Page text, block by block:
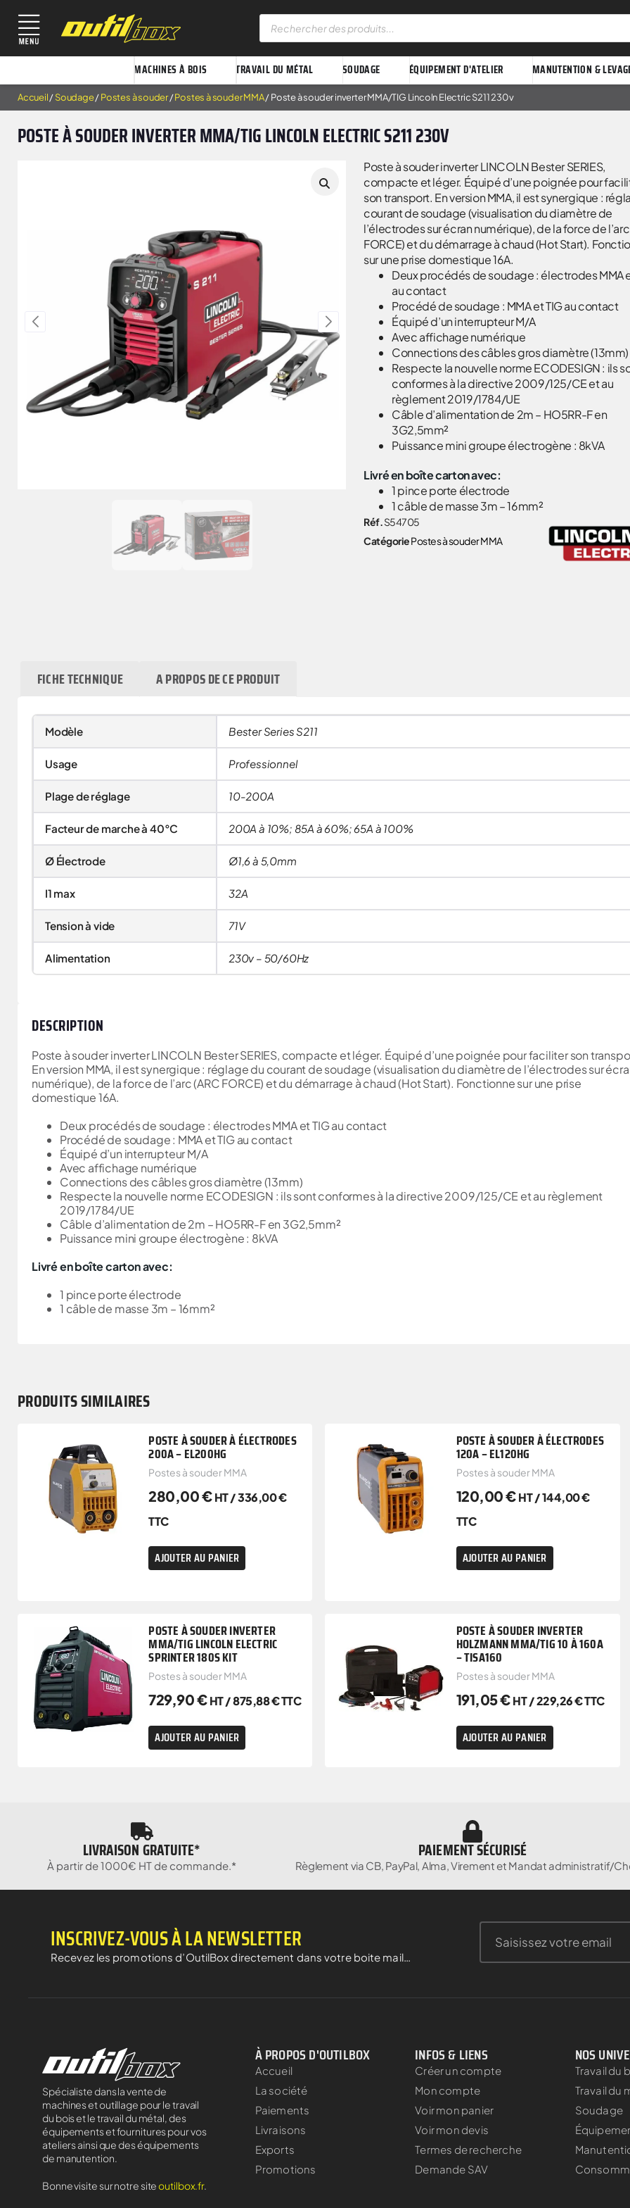
MACHINES À BOIS TRAVAIL DU MÉTAL SOUDAGE ÉQUIPEMENT D'ATELIER MANUTENTION &
Accueil/Soudage/Postes à souder/Postes à souder MMA/ Poste à souder inverter MMA/TIG Lincoln Electric S211 230v
POSTE À SOUDER INVERTER MMA/TIG LINCOLN ELECTRIC S211 230V
Poste à souder inverter LINCOLN Bester SERIES,
compacte et léger. Équipé d’une poignée pour
son transport. En version MMA, il est synergique :
courant de soudage (visualisation du diamètre de
l’électrodes sur écran numérique), de la force de
FORCE) et du démarrage à chaud (Hot Start).
sur une prise domestique 16A.
Deux procédés de soudage : électrodes MMA
au contact
Procédé de soudage : MMA et TIG au contact
Équipé d’un interrupteur M/A
Avec affichage numérique
Connections des câbles gros diamètre (13mm)
Respecte la nouvelle norme ECODESIGN : ils
conformes à la directive 2009/125/CE et au
règlement 2019/1784/UE
Câble d’alimentation de 2m – HO5RR-F en
3G2,5mm²
Puissance mini groupe électrogène : 8kVA
Livré en boîte carton avec:
1 pince porte électrode
1 câble de masse 3m – 16mm²
Réf. S54705
CatégoriePostes à souder MMA
FICHE TECHNIQUE A PROPOS DE CE PRODUIT
Modèle Bester Series S211
Usage Professionnel
Plage de réglage 10-200A
Facteur de marche à 40°C 200A à 10%; 85A à 60%; 65A à 100%
Ø Électrode Ø1,6 à 5,0mm
I1 max 32A
Tension à vide 71V
Alimentation 230v – 50/60Hz
DESCRIPTION
Poste à souder inverter LINCOLN Bester SERIES, compacte et léger. Équipé d’une poignée pour faciliter son
En version MMA, il est synergique : réglage du courant de soudage (visualisation du diamètre de l’électrodes sur
numérique), de la force de l’arc (ARC FORCE) et du démarrage à chaud (Hot Start). Fonctionne sur une prise
domestique 16A.
Deux procédés de soudage : électrodes MMA et TIG au contact
Procédé de soudage : MMA et TIG au contact
Équipé d’un interrupteur M/A
Avec affichage numérique
Connections des câbles gros diamètre (13mm)
Respecte la nouvelle norme ECODESIGN : ils sont conformes à la directive 2009/125/CE et au règlement
2019/1784/UE
Câble d’alimentation de 2m – HO5RR-F en 3G2,5mm²
Puissance mini groupe électrogène : 8kVA
Livré en boîte carton avec:
1 pince porte électrode
1 câble de masse 3m – 16mm²
PRODUITS SIMILAIRES
POSTE À SOUDER À ÉLECTRODES
200A – EL200HG
Postes à souder MMA
280,00€ HT /336,00€
TTC
AJOUTER AU PANIER
POSTE À SOUDER À ÉLECTRODES
120A – EL120HG
Postes à souder MMA
120,00€ HT /144,00€
TTC
AJOUTER AU PANIER
POSTE À SOUDER INVERTER
MMA/TIG LINCOLN ELECTRIC
SPRINTER 180S KIT
Postes à souder MMA
729,90€ HT /875,88€TTC
AJOUTER AU PANIER
POSTE À SOUDER INVERTER
HOLZMANN MMA/TIG 10 À 160A
– TISA160
Postes à souder MMA
191,05€ HT /229,26€TTC
AJOUTER AU PANIER
LIVRAISON GRATUITE*
À partir de 1000€ HT de commande.*
PAIEMENT SÉCURISÉ
Règlement via CB, PayPal, Alma, Virement et Mandat administratif/
INSCRIVEZ-VOUS À LA NEWSLETTER
Recevez les promotions d’OutilBox directement dans votre boite mail…
Spécialiste dans la vente de
machines et outillage pour le travail
du bois et le travail du métal, des
équipements et fournitures pour vos
ateliers ainsi que des équipements
de manutention.
Bonne visite sur notre siteoutilbox.fr.
À PROPOS D'OUTILBOX
Accueil
La société
Paiements
Livraisons
Exports
Promotions
INFOS & LIENS
Créer un compte
Mon compte
Voir mon panier
Voir mon devis
Termes de recherche
Demande SAV
NOS
Travail du
Travail du
Soudage